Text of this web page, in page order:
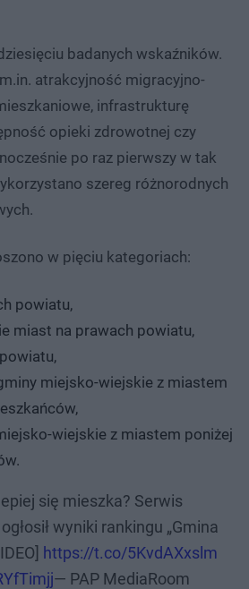
badanych wskaźników.
atrakcyjność migracyjno-
infrastrukturę
opieki zdrowotnej czy
po raz pierwszy w tak
szereg różnorodnych
w pięciu kategoriach:
powiatu,
miast na prawach powiatu,
miejsko-wiejskie z miastem
wiejskie z miastem poniżej
się mieszka? Serwis
wyniki rankingu „Gmina
https://t.co/5KvdAXxslm
— PAP MediaRoom